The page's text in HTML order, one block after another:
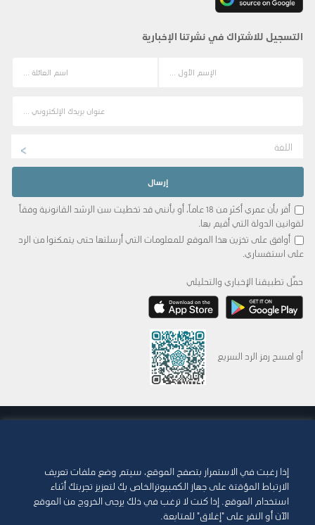
التسجيل للاشتراك في نشرتنا الإخبارية
اللغة
أقر بأن عمري أكثر من 18 عاماً، أو بأنني قد تخطيت سن الرشد القانونية وفقاً
لقوانين الدولة التي أقيم بها.
أوافق على تخزين هذا الموقع للمعلومات التي أرسلتها حتى يتمكنوا من الرد
على استفساري.
حمِّل تطبيقنا الإخباري والتحليلي
أو امسح رمز الرد السريع
registered trademarks of Abdul Latif Jameel IPR Company Limited.
شروط الاستخدام
حقوق الطبع والنشر وإخلاء المسؤولية
سياسة الوصول
إذا رغبت في الاستمرار بتصفح الموقع، سيتم وضع ملفات تعريف
الارتباط المؤقتة على جهاز الكمبيوترالخاص بك لتعزيز تجربتك أثناء
استخدام الموقع. إذا كنت لا ترغب في ذلك يرجى الخروج من الموقع
الآن أو النقر على "إغلاق" للمتابعة.